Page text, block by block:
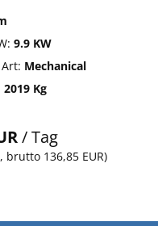
9.9 KW
Mechanical
2019 Kg
/ Tag
brutto 136,85 EUR)